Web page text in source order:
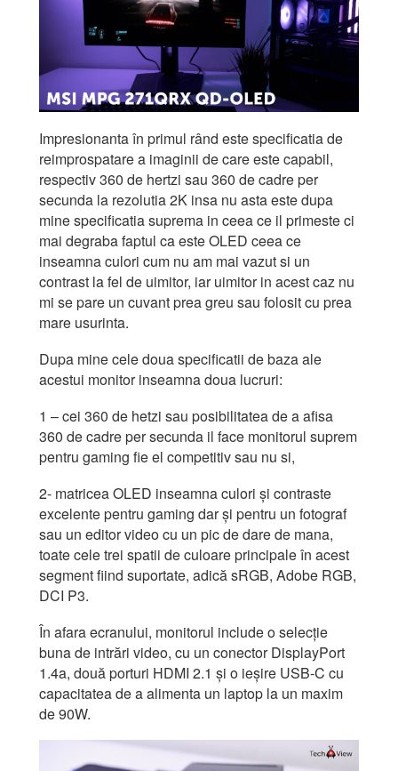
Impresionanta în primul rând este specificatia de
reimprospatare a imaginii de care este capabil,
respectiv 360 de hertzi sau 360 de cadre per
secunda la rezolutia 2K insa nu asta este dupa
mine specificatia suprema in ceea ce il primeste ci
mai degraba faptul ca este OLED ceea ce
inseamna culori cum nu am mai vazut si un
contrast la fel de uimitor, iar uimitor in acest caz nu
mi se pare un cuvant prea greu sau folosit cu prea
mare usurinta.
Dupa mine cele doua specificatii de baza ale
acestui monitor inseamna doua lucruri:
1 – cei 360 de hetzi sau posibilitatea de a afisa
360 de cadre per secunda il face monitorul suprem
pentru gaming fie el competitiv sau nu si,
2- matricea OLED inseamna culori și contraste
excelente pentru gaming dar și pentru un fotograf
sau un editor video cu un pic de dare de mana,
toate cele trei spatii de culoare principale în acest
segment fiind suportate, adică sRGB, Adobe RGB,
DCI P3.
În afara ecranului, monitorul include o selecție
buna de intrări video, cu un conector DisplayPort
1.4a, două porturi HDMI 2.1 și o ieșire USB-C cu
capacitatea de a alimenta un laptop la un maxim
de 90W.